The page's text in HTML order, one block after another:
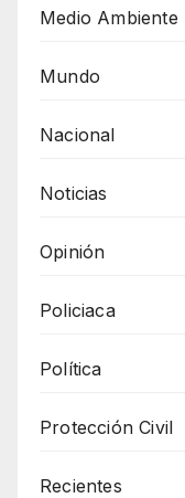
Medio Ambiente
Mundo
Nacional
Noticias
Opinión
Policiaca
Política
Protección Civil
Recientes